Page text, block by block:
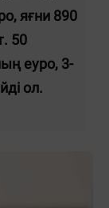
яғни 890
50
еуро, 3-
ол.